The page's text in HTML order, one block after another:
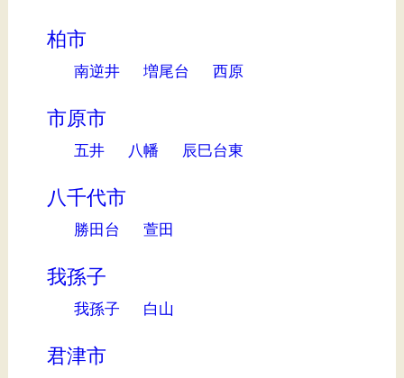
柏市
南逆井 増尾台 西原
市原市
五井 八幡 辰巳台東
八千代市
勝田台 萱田
我孫子
我孫子 白山
君津市